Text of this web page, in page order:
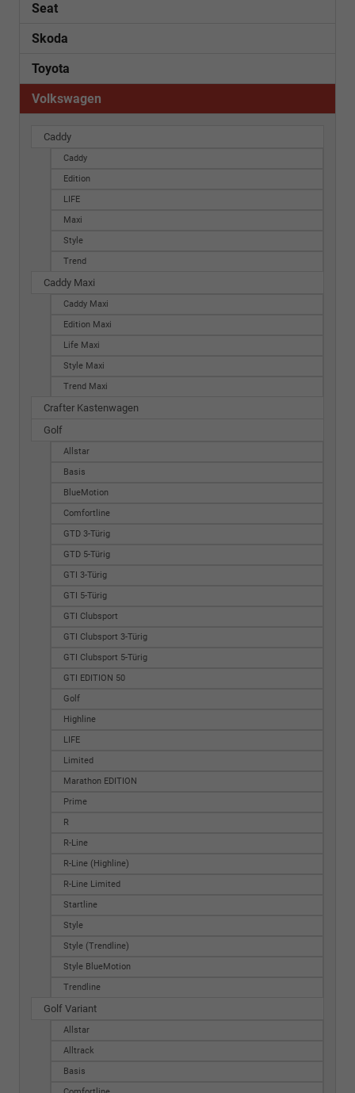
Seat
Skoda
Toyota
Volkswagen
Caddy
Caddy
Edition
LIFE
Maxi
Style
Trend
Caddy Maxi
Caddy Maxi
Edition Maxi
Life Maxi
Style Maxi
Trend Maxi
Crafter Kastenwagen
Golf
Allstar
Basis
BlueMotion
Comfortline
GTD 3-Türig
GTD 5-Türig
GTI 3-Türig
GTI 5-Türig
GTI Clubsport
GTI Clubsport 3-Türig
GTI Clubsport 5-Türig
GTI EDITION 50
Golf
Highline
LIFE
Limited
Marathon EDITION
Prime
R
R-Line
R-Line (Highline)
R-Line Limited
Startline
Style
Style (Trendline)
Style BlueMotion
Trendline
Golf Variant
Allstar
Alltrack
Basis